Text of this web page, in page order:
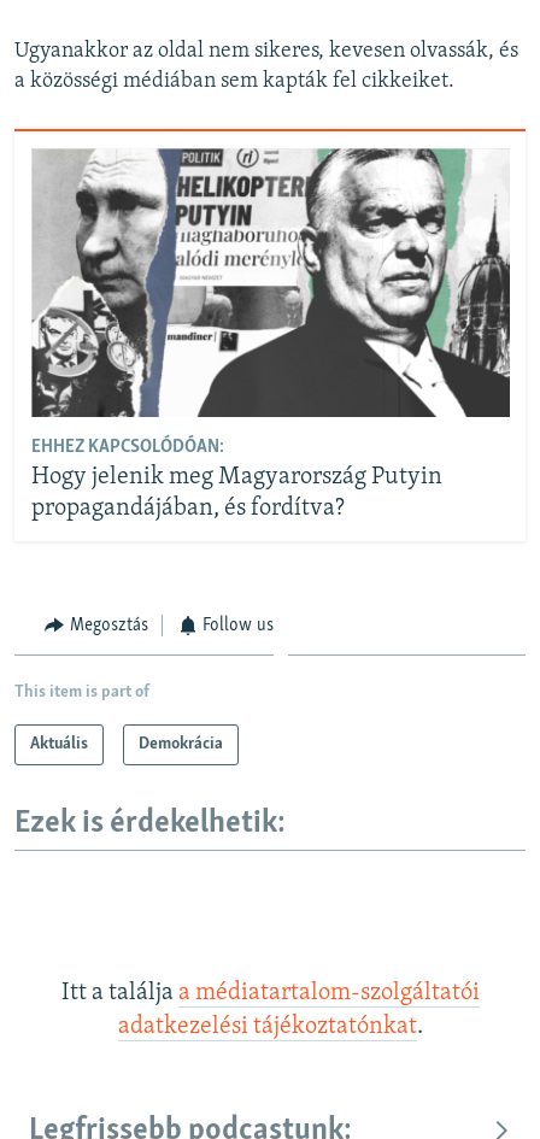
Ugyanakkor az oldal nem sikeres, kevesen olvassák, és
a közösségi médiában sem kapták fel cikkeiket.
EHHEZ KAPCSOLÓDÓAN:
Hogy jelenik meg Magyarország Putyin
propagandájában, és fordítva?
Megosztás Follow us
This item is part of
Aktuális Demokrácia
Ezek is érdekelhetik:
Itt a találja a médiatartalom-szolgáltatói
adatkezelési tájékoztatónkat.
Legfrissebb podcastunk: